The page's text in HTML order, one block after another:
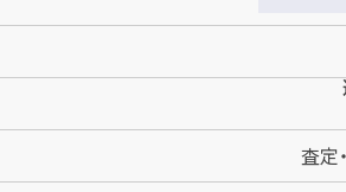
査定